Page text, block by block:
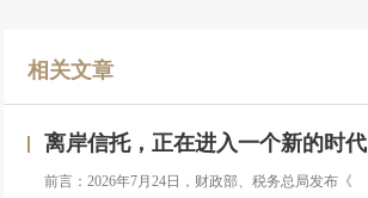
相关文章
离岸信托，正在进入一个新的时代
前言：2026年7月24日，财政部、税务总局发布《